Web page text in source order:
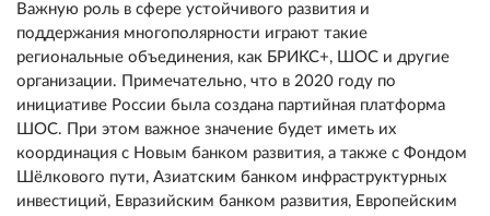
Важную роль в сфере устойчивого развития и
поддержания многополярности играют такие
региональные объединения, как БРИКС+, ШОС и другие
организации. Примечательно, что в 2020 году по
инициативе России была создана партийная платформа
ШОС. При этом важное значение будет иметь их
координация с Новым банком развития, а также с Фондом
Шёлкового пути, Азиатским банком инфраструктурных
инвестиций, Евразийским банком развития, Европейским